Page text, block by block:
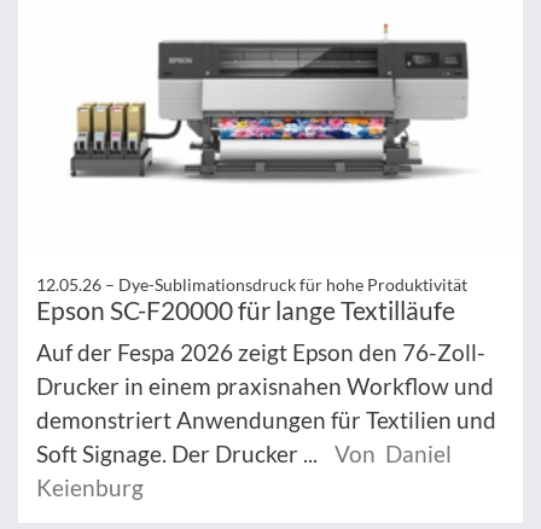
12.05.26 – Dye-Sublimationsdruck für hohe Produktivität
Epson SC-F20000 für lange Textilläufe
Auf der Fespa 2026 zeigt Epson den 76-Zoll-
Drucker in einem praxisnahen Workflow und
demonstriert Anwendungen für Textilien und
Soft Signage. Der Drucker ...
Von Daniel
Keienburg